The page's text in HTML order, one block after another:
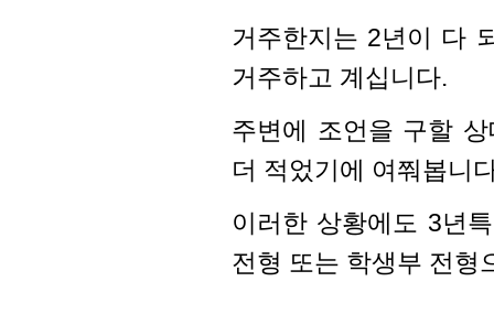
거주한지는 2년이 다
거주하고 계십니다.
주변에 조언을 구할
더 적었기에 여쭤봅니
이러한 상황에도 3년
전형 또는 학생부 전형